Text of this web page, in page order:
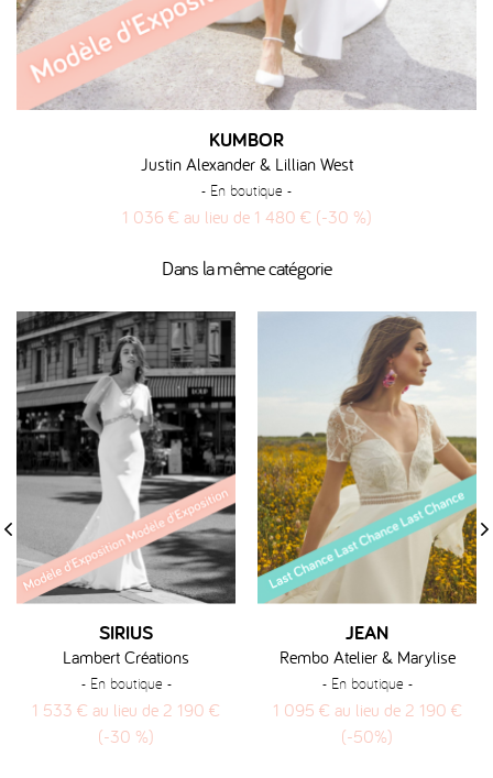
KUMBOR
Justin Alexander & Lillian West
- En boutique -
1 036 € au lieu de 1 480 € (-30 %)
Dans la même catégorie
SIRIUS
Lambert Créations
- En boutique -
1 533 € au lieu de 2 190 €
(-30 %)
JEAN
Rembo Atelier & Marylise
- En boutique -
1 095 € au lieu de 2 190 €
(-50%)